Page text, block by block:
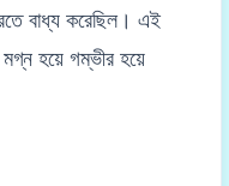
বাধ্য করেছিল। এই
মগ্ন হয়ে গম্ভীর হয়ে